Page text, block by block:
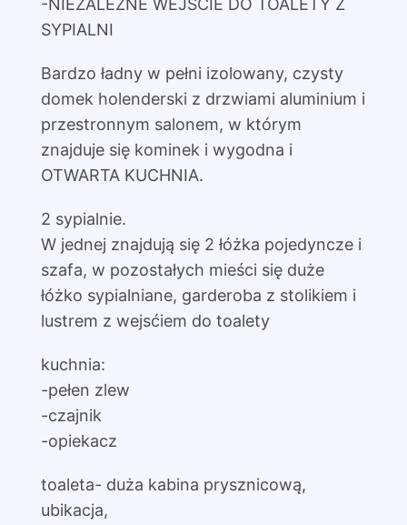
-NIEZALEŻNE WEJŚCIE DO TOALETY Z
SYPIALNI
Bardzo ładny w pełni izolowany, czysty
domek holenderski z drzwiami aluminium i
przestronnym salonem, w którym
znajduje się kominek i wygodna i
OTWARTA KUCHNIA.
2 sypialnie.
W jednej znajdują się 2 łóżka pojedyncze i
szafa, w pozostałych mieści się duże
łóżko sypialniane, garderoba z stolikiem i
lustrem z wejsćiem do toalety
kuchnia:
-pełen zlew
-czajnik
-opiekacz
toaleta- duża kabina prysznicową,
ubikacja,